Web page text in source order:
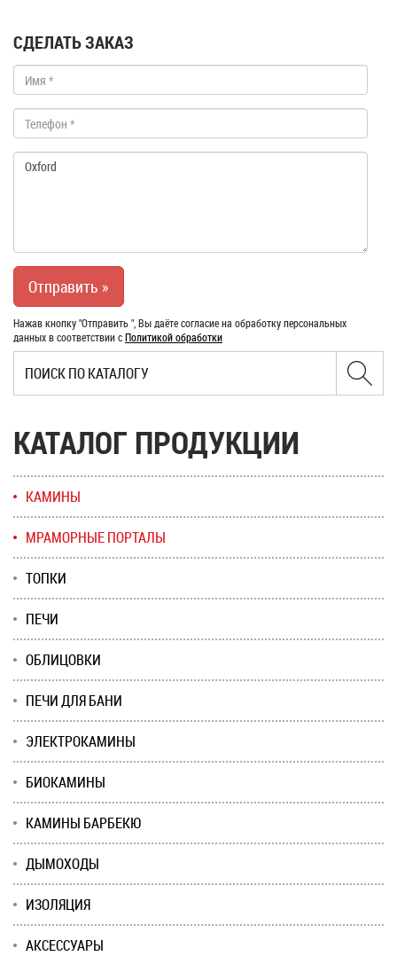
СДЕЛАТЬ ЗАКАЗ
Нажав кнопку "Отправить ", Вы даёте согласие на обработку персональных
данных в соответствии сПолитикой обработки
КАТАЛОГ ПРОДУКЦИИ
КАМИНЫ
МРАМОРНЫЕ ПОРТАЛЫ
ТОПКИ
ПЕЧИ
ОБЛИЦОВКИ
ПЕЧИ ДЛЯ БАНИ
ЭЛЕКТРОКАМИНЫ
БИОКАМИНЫ
КАМИНЫ БАРБЕКЮ
ДЫМОХОДЫ
ИЗОЛЯЦИЯ
АКСЕССУАРЫ